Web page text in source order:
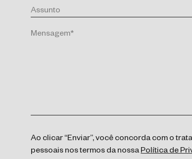
Ao clicar “Enviar”, você concorda com o
pessoais nos termos da nossaPolítica de